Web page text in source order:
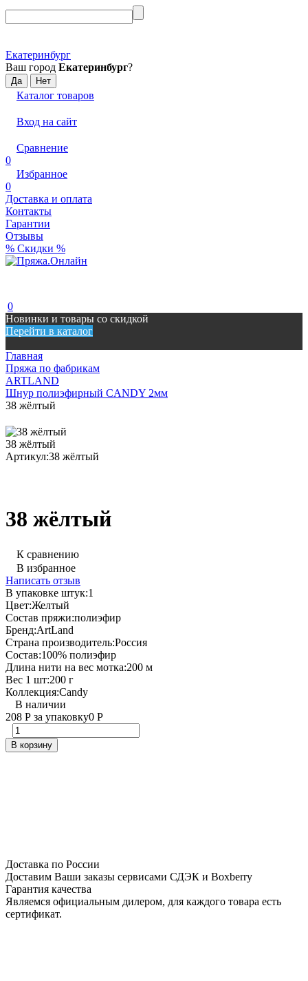
Екатеринбург
Ваш город Екатеринбург?
Каталог товаров
Вход на сайт
Сравнение
0
Избранное
0
Доставка и оплата
Контакты
Гарантии
Отзывы
% Скидки %
0
Новинки и товары со скидкой
Перейти в каталог
Главная
Пряжа по фабрикам
ARTLAND
Шнур полиэфирный CANDY 2мм
38 жёлтый
38 жёлтый
Артикул:38 жёлтый
38 жёлтый
К сравнению
В избранное
Написать отзыв
В упаковке штук:1
Цвет:Желтый
Состав пряжи:полиэфир
Бренд:ArtLand
Страна производитель:Россия
Состав:100% полиэфир
Длина нити на вес мотка:200 м
Вес 1 шт:200 г
Коллекция:Candy
В наличии
208 Р за упаковку0 Р
В корзину
Доставка по России
Доставим Ваши заказы сервисами СДЭК и Boxberry
Гарантия качества
Являемся официальным дилером, для каждого товара есть
сертификат.